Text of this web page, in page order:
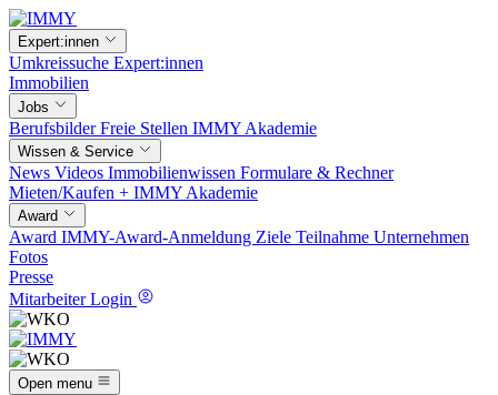
Expert:innen
Umkreissuche Expert:innen
Immobilien
Jobs
BerufsbilderFreie Stellen IMMY Akademie
Wissen & Service
News Videos Immobilienwissen Formulare & Rechner
Mieten/Kaufen + IMMY Akademie
Award
Award IMMY-Award-Anmeldung Ziele Teilnahme Unternehmen
Fotos
Presse
Mitarbeiter Login
Open menu